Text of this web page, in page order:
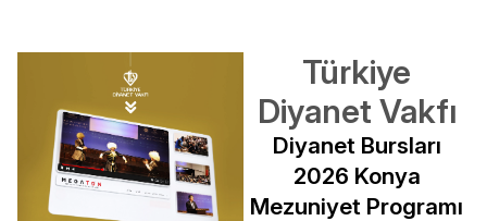
Türkiye
Diyanet Vakfı
Diyanet Bursları
2026 Konya
Mezuniyet Programı